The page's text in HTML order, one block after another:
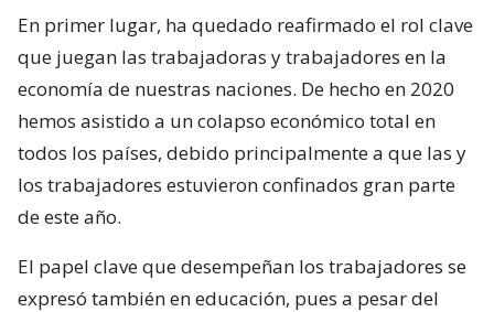
En primer lugar, ha quedado reafirmado el rol clave
que juegan las trabajadoras y trabajadores en la
economía de nuestras naciones. De hecho en 2020
hemos asistido a un colapso económico total en
todos los países, debido principalmente a que las y
los trabajadores estuvieron confinados gran parte
de este año.
El papel clave que desempeñan los trabajadores se
expresó también en educación, pues a pesar del